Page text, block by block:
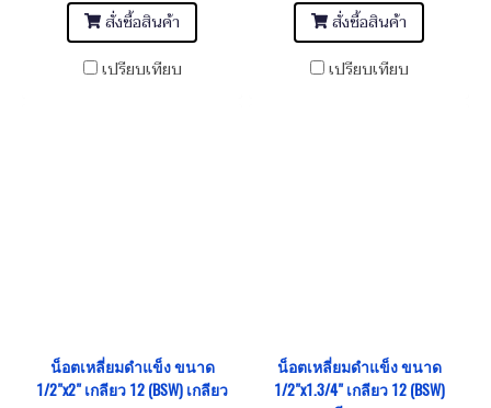
สั่งซื้อสินค้า
เปรียบเทียบ
สั่งซื้อสินค้า
เปรียบเทียบ
น็อตเหลี่ยมดำแข็ง ขนาด
1/2"x2" เกลียว 12 (BSW) เกลียว
น็อตเหลี่ยมดำแข็ง ขนาด
1/2"x1.3/4" เกลียว 12 (BSW)